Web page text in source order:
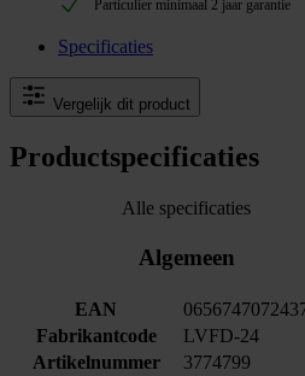
Particulier minimaal 2 jaar garantie
Specificaties
Vergelijk dit product
Productspecificaties
Alle specificaties
Algemeen
EAN
Fabrikantcode
LVFD-24
Artikelnummer
3774799